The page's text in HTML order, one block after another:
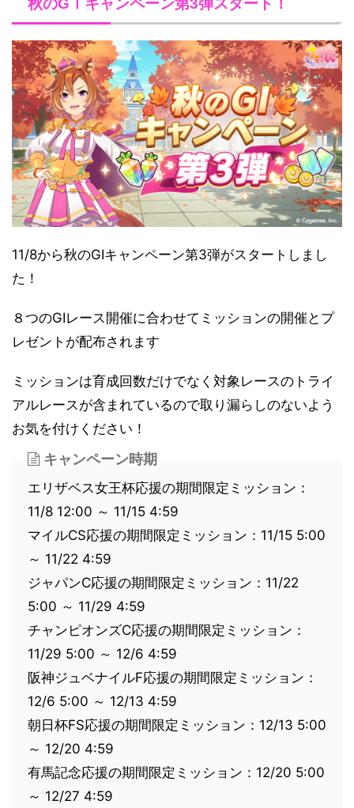
秋のGⅠキャンペーン第3弾スタート！
11/8から秋のGⅠキャンペーン第3弾がスタートしまし
た！
８つのGⅠレース開催に合わせてミッションの開催とプ
レゼントが配布されます
ミッションは育成回数だけでなく対象レースのトライ
アルレースが含まれているので取り漏らしのないよう
お気を付けください！
キャンペーン時期
エリザベス女王杯応援の期間限定ミッション：
11/8 12:00 ～ 11/15 4:59
マイルCS応援の期間限定ミッション：11/15 5:00
～ 11/22 4:59
ジャパンC応援の期間限定ミッション：11/22
5:00 ～ 11/29 4:59
チャンピオンズC応援の期間限定ミッション：
11/29 5:00 ～ 12/6 4:59
阪神ジュベナイルF応援の期間限定ミッション：
12/6 5:00 ～ 12/13 4:59
朝日杯FS応援の期間限定ミッション：12/13 5:00
～ 12/20 4:59
有馬記念応援の期間限定ミッション：12/20 5:00
～ 12/27 4:59